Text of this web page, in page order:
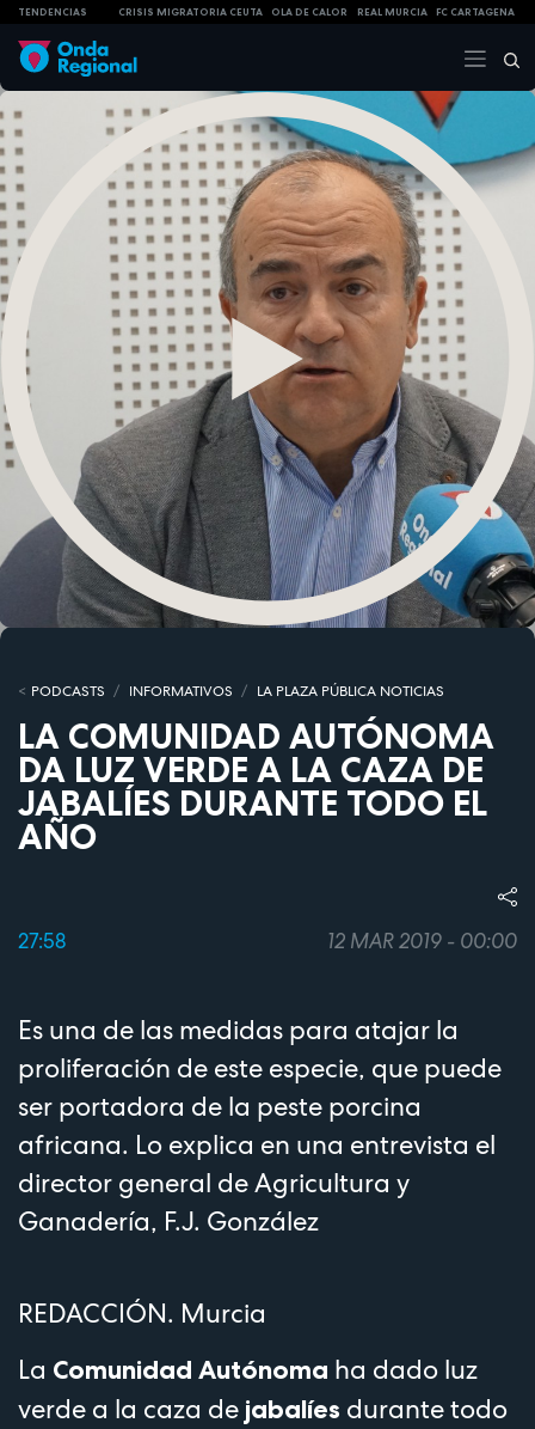
TENDENCIAS CRISIS MIGRATORIA CEUTA OLA DE CALOR REAL MURCIA FC CARTAGENA
PODCASTS INFORMATIVOS LA PLAZA PÚBLICA NOTICIAS
LA COMUNIDAD AUTÓNOMA
DA LUZ VERDE A LA CAZA DE
JABALÍES DURANTE TODO EL
AÑO
27:58 12 MAR 2019 - 00:00
Es una de las medidas para atajar la
proliferación de este especie, que puede
ser portadora de la peste porcina
africana. Lo explica en una entrevista el
director general de Agricultura y
Ganadería, F.J. González
REDACCIÓN. Murcia
La Comunidad Autónoma ha dado luz
verde a la caza de jabalíes durante todo